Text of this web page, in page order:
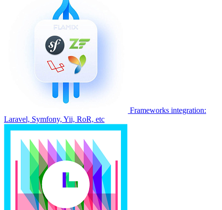
Frameworks integration:
Laravel, Symfony, Yii, RoR, etc